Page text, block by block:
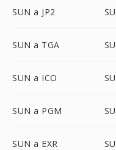
SUN a JP2
SUN a TGA
SUN a ICO
SUN a PGM
SUN a EXR